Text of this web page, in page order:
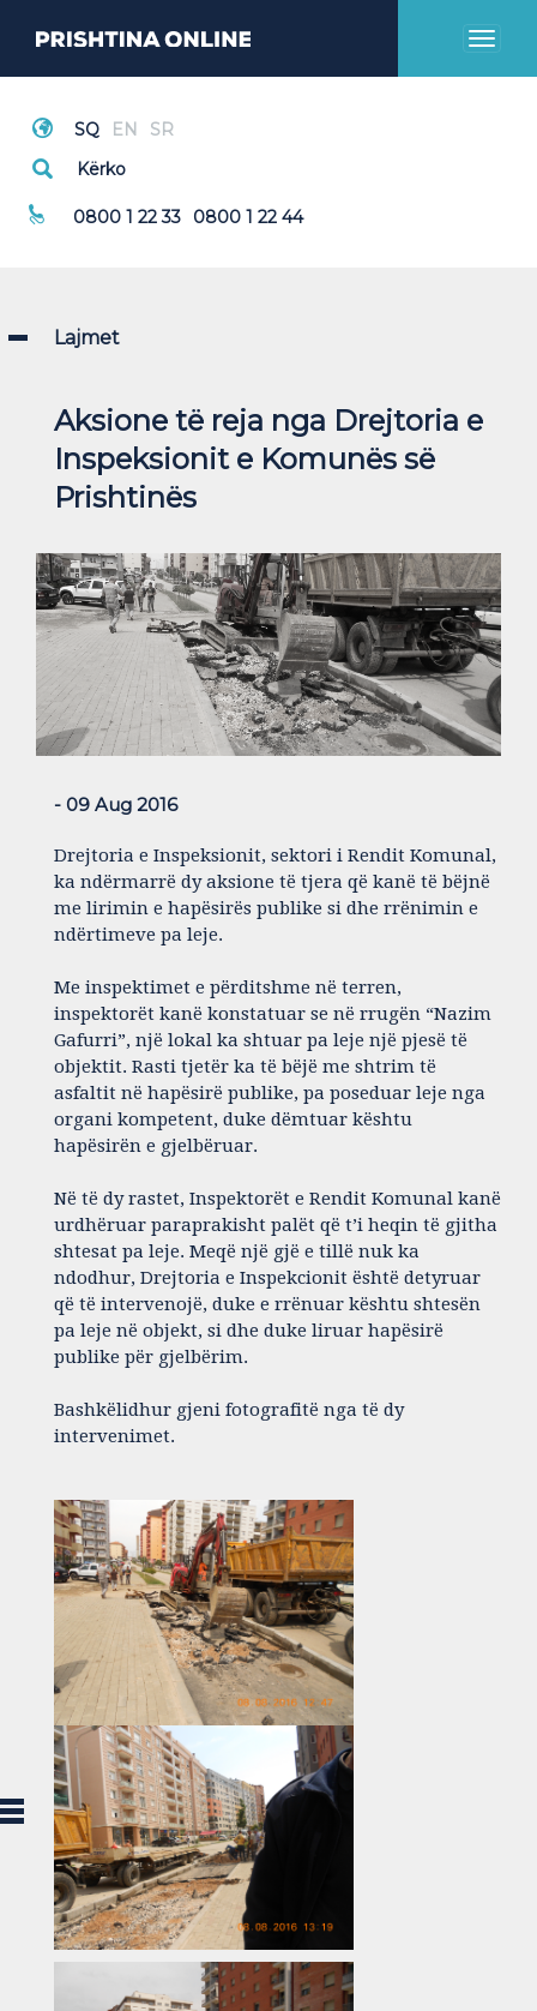
Toggle
Thirrje Emergjente
0800 1 22 33 0800 1 22 44
Lajmet
Aksione të reja nga Drejtoria e
Inspeksionit e Komunës së
Prishtinës
- 09 Aug 2016
Drejtoria e Inspeks​ionit, sektori i Rendit Komunal,
ka ndërmarrë dy aksione të tjera që kanë të bëjnë
me lirimin e hapësirës publike si dhe rrënimin e
ndërtimeve pa leje.
Me inspektimet e përditshme në terren,
inspektorët kanë konstatuar se në rrugën “Nazim
Gafurri”, një lokal ka shtuar pa leje një pjesë të
objektit. Rasti tjetër ka të bëjë me shtrim të
asfaltit në hapësirë publike, pa poseduar leje nga
organi kompetent, duke dëmtuar kështu
hapësirën e gjelbëruar.
Në të dy rastet, Inspektorët e Rendit Komunal kanë
urdhëruar paraprakisht palët që t’i heqin të gjitha
shtesat pa leje. Meqë një gjë e tillë nuk ka
ndodhur, Drejtoria e Inspekcionit është detyruar
që të intervenojë, duke e rrënuar kështu shtesën
pa leje në objekt, si dhe duke liruar hapësirë
publike për gjelbërim.
Bashkëlidhur gjeni fotografitë nga të dy
intervenimet.